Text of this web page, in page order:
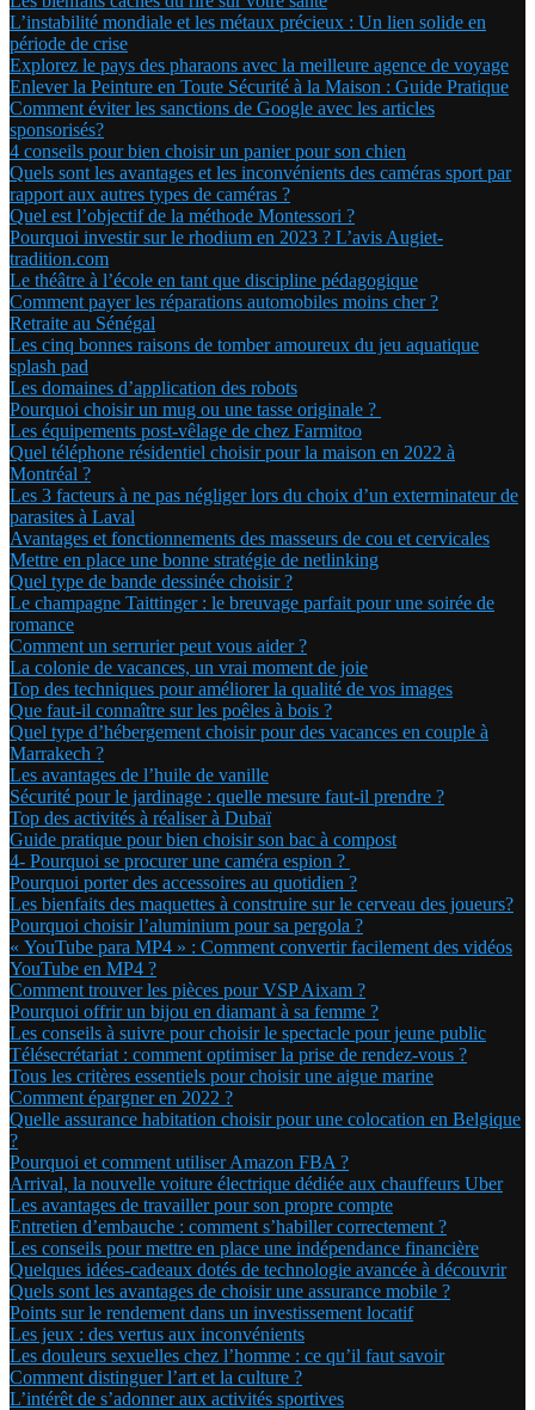
L’instabilité mondiale et les métaux précieux : Un lien solide en
période de crise
Explorez le pays des pharaons avec la meilleure agence de voyage
Enlever la Peinture en Toute Sécurité à la Maison : Guide Pratique
Comment éviter les sanctions de Google avec les articles
sponsorisés?
4 conseils pour bien choisir un panier pour son chien
Quels sont les avantages et les inconvénients des caméras sport par
rapport aux autres types de caméras ?
Quel est l’objectif de la méthode Montessori ?
Pourquoi investir sur le rhodium en 2023 ? L’avis Augiet-
tradition.com
Le théâtre à l’école en tant que discipline pédagogique
Comment payer les réparations automobiles moins cher ?
Retraite au Sénégal
Les cinq bonnes raisons de tomber amoureux du jeu aquatique
splash pad
Les domaines d’application des robots
Pourquoi choisir un mug ou une tasse originale ?
Les équipements post-vêlage de chez Farmitoo
Quel téléphone résidentiel choisir pour la maison en 2022 à
Montréal ?
Les 3 facteurs à ne pas négliger lors du choix d’un exterminateur de
parasites à Laval
Avantages et fonctionnements des masseurs de cou et cervicales
Mettre en place une bonne stratégie de netlinking
Quel type de bande dessinée choisir ?
Le champagne Taittinger : le breuvage parfait pour une soirée de
romance
Comment un serrurier peut vous aider ?
La colonie de vacances, un vrai moment de joie
Top des techniques pour améliorer la qualité de vos images
Que faut-il connaître sur les poêles à bois ?
Quel type d’hébergement choisir pour des vacances en couple à
Marrakech ?
Les avantages de l’huile de vanille
Sécurité pour le jardinage : quelle mesure faut-il prendre ?
Top des activités à réaliser à Dubaï
Guide pratique pour bien choisir son bac à compost
4- Pourquoi se procurer une caméra espion ?
Pourquoi porter des accessoires au quotidien ?
Les bienfaits des maquettes à construire sur le cerveau des joueurs?
Pourquoi choisir l’aluminium pour sa pergola ?
« YouTube para MP4 » : Comment convertir facilement des vidéos
YouTube en MP4 ?
Comment trouver les pièces pour VSP Aixam ?
Pourquoi offrir un bijou en diamant à sa femme ?
Les conseils à suivre pour choisir le spectacle pour jeune public
Télésecrétariat : comment optimiser la prise de rendez-vous ?
Tous les critères essentiels pour choisir une aigue marine
Comment épargner en 2022 ?
Quelle assurance habitation choisir pour une colocation en Belgique
?
Pourquoi et comment utiliser Amazon FBA ?
Arrival, la nouvelle voiture électrique dédiée aux chauffeurs Uber
Les avantages de travailler pour son propre compte
Entretien d’embauche : comment s’habiller correctement ?
Les conseils pour mettre en place une indépendance financière
Quelques idées-cadeaux dotés de technologie avancée à découvrir
Quels sont les avantages de choisir une assurance mobile ?
Points sur le rendement dans un investissement locatif
Les jeux : des vertus aux inconvénients
Les douleurs sexuelles chez l’homme : ce qu’il faut savoir
Comment distinguer l’art et la culture ?
L’intérêt de s’adonner aux activités sportives